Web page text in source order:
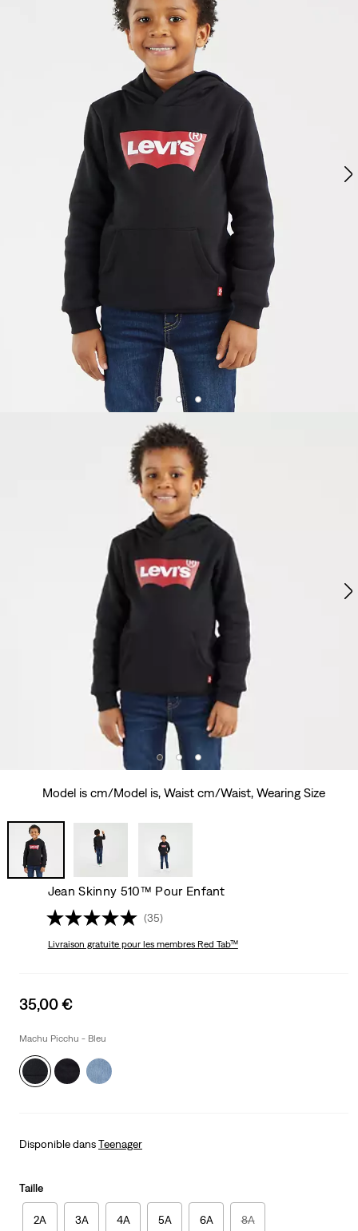
Model is cm/Model is, Waist cm/Waist, Wearing Size
Jean Skinny 510™ Pour Enfant
(35)
Livraison gratuitepour les membres Red Tab™
Sale
is
35,00 €
Machu Picchu - Bleu
Disponible dansTeenager
Taille
2A 3A 4A 5A 6A 8A